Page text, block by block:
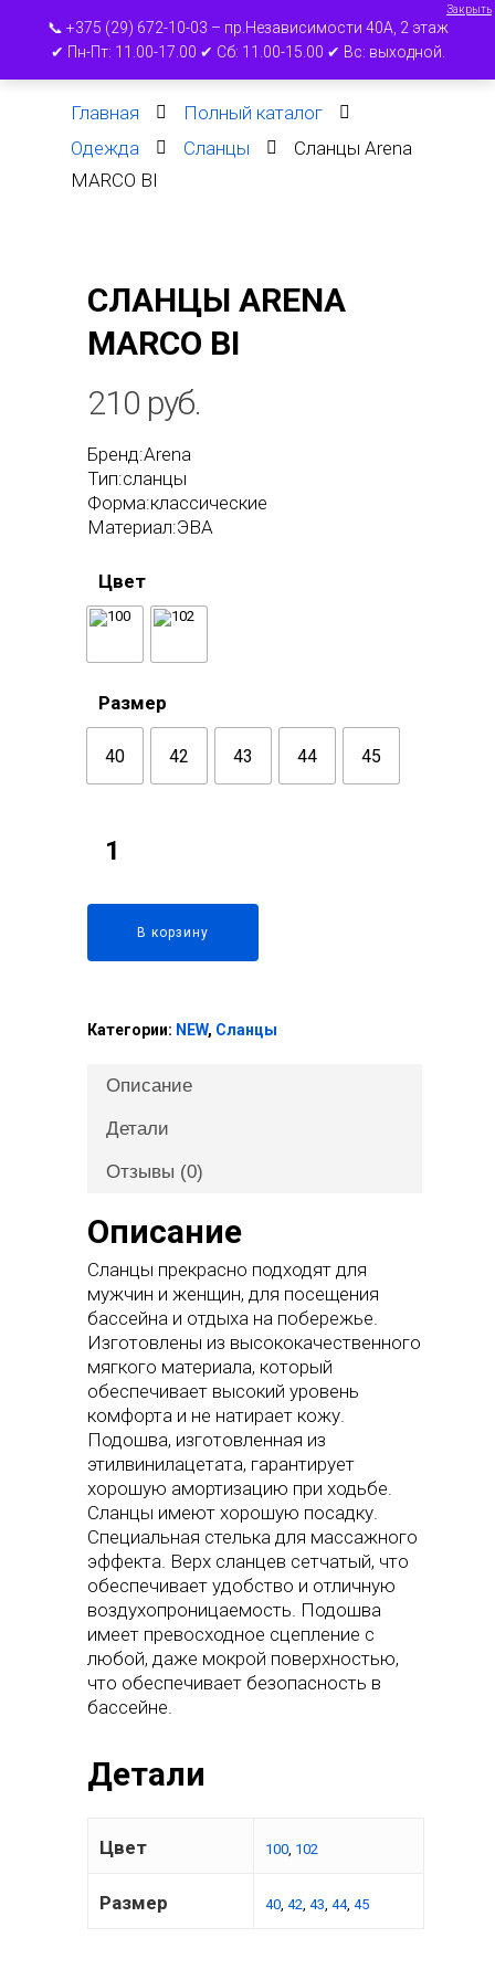
выхода
Главная
Полный каталог
Одежда
Сланцы
Сланцы Arena
MARCO BI
СЛАНЦЫ ARENA
MARCO BI
210 руб.
Бренд:Arena
Тип:сланцы
Форма:классические
Материал:ЭВА
Цвет
Размер
40 42 43 44 45
В корзину
Категории: NEW, Сланцы
Описание
Детали
Отзывы (0)
Описание
Сланцы прекрасно подходят для
мужчин и женщин, для посещения
бассейна и отдыха на побережье.
Изготовлены из высококачественного
мягкого материала, который
обеспечивает высокий уровень
комфорта и не натирает кожу.
Подошва, изготовленная из
этилвинилацетата, гарантирует
хорошую амортизацию при ходьбе.
Сланцы имеют хорошую посадку.
Специальная стелька для массажного
эффекта. Верх сланцев сетчатый, что
обеспечивает удобство и отличную
воздухопроницаемость. Подошва
имеет превосходное сцепление с
любой, даже мокрой поверхностью,
что обеспечивает безопасность в
бассейне.
Детали
Цвет 100, 102
Размер 40, 42, 43, 44, 45
📞 +375 (29) 672-10-03 – пр.Независимости 40А, 2 этаж
✔ Пн-Пт: 11.00-17.00 ✔ Сб: 11.00-15.00 ✔ Вс: выходной.
Закрыть